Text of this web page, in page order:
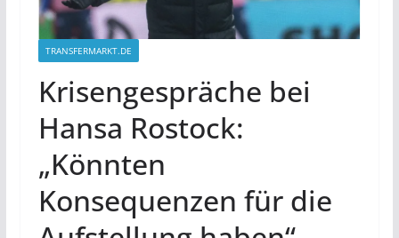
TRANSFERMARKT.DE
Krisengespräche bei
Hansa Rostock:
„Könnten
Konsequenzen für die